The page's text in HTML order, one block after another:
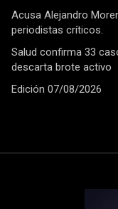
Acusa Alejandro
periodistas críticos.
Salud confirma 33
descarta brote activo
Edición 07/08/2026